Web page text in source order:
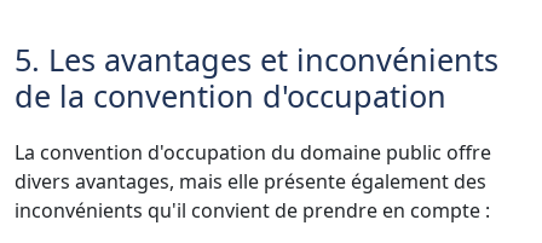
5. Les avantages et inconvénients
de la convention d'occupation
La convention d'occupation du domaine public offre
divers avantages, mais elle présente également des
inconvénients qu'il convient de prendre en compte :